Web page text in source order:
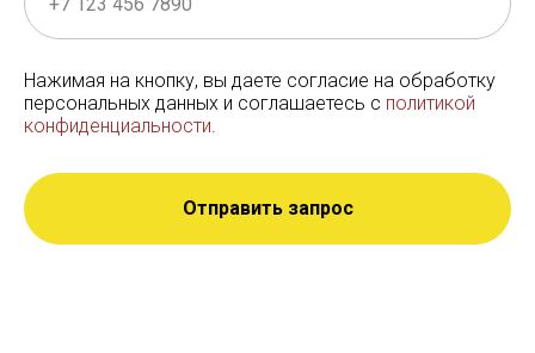
Нажимая на кнопку, вы даете согласие на обработку
персональных данных и соглашаетесь c политикой
конфиденциальности.
Отправить запрос